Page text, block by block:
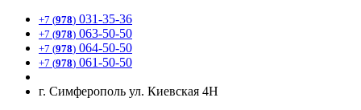
+7 (978) 031-35-36
+7 (978) 063-50-50
+7 (978) 064-50-50
+7 (978) 061-50-50
г. Симферополь ул. Киевская 4Н